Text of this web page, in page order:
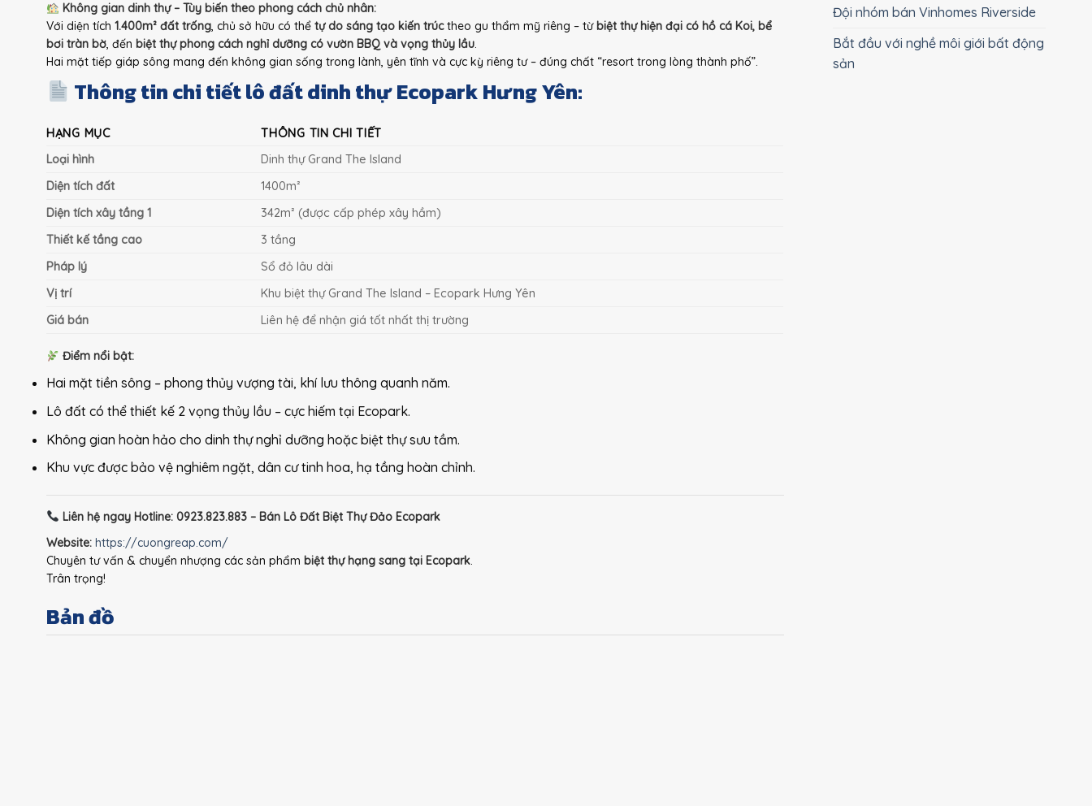
Không gian dinh thự – Tùy biến theo phong cách chủ nhân:
Với diện tích 1.400m² đất trống, chủ sở hữu có thể tự do sáng tạo kiến trúctheo gu thẩm mỹ riêng – từ biệt thự hiện đại có hồ cá Koi, bể
bơi tràn bờ, đến biệt thự phong cách nghỉ dưỡng có vườn BBQ và vọng thủy lầu.
Hai mặt tiếp giáp sông mang đến không gian sống trong lành, yên tĩnh và cực kỳ riêng tư – đúng chất “resort trong lòng thành phố”.
Thông tin chi tiết lô đất dinh thự Ecopark Hưng Yên:
HẠNG MỤC
THÔNG TIN CHI TIẾT
Loại hình
Dinh thự Grand The Island
Diện tích đất
1400m²
Diện tích xây tầng 1
342m² (được cấp phép xây hầm)
Thiết kế tầng cao
3 tầng
Pháp lý
Sổ đỏ lâu dài
Vị trí
Khu biệt thự Grand The Island – Ecopark Hưng Yên
Giá bán
Liên hệ để nhận giá tốt nhất thị trường
Điểm nổi bật:
Hai mặt tiền sông – phong thủy vượng tài, khí lưu thông quanh năm.
Lô đất có thể thiết kế 2 vọng thủy lầu – cực hiếm tại Ecopark.
Không gian hoàn hảo cho dinh thự nghỉ dưỡng hoặc biệt thự sưu tầm.
Khu vực được bảo vệ nghiêm ngặt, dân cư tinh hoa, hạ tầng hoàn chỉnh.
Liên hệ ngay Hotline: 0923.823.883 – Bán Lô Đất Biệt Thự Đảo Ecopark
Website: https://cuongreap.com/
Chuyên tư vấn & chuyển nhượng các sản phẩm biệt thự hạng sang tại Ecopark.
Trân trọng!
Bản đồ
Đội nhóm bán Vinhomes Riverside
Bắt đầu với nghề môi giới bất động
sản